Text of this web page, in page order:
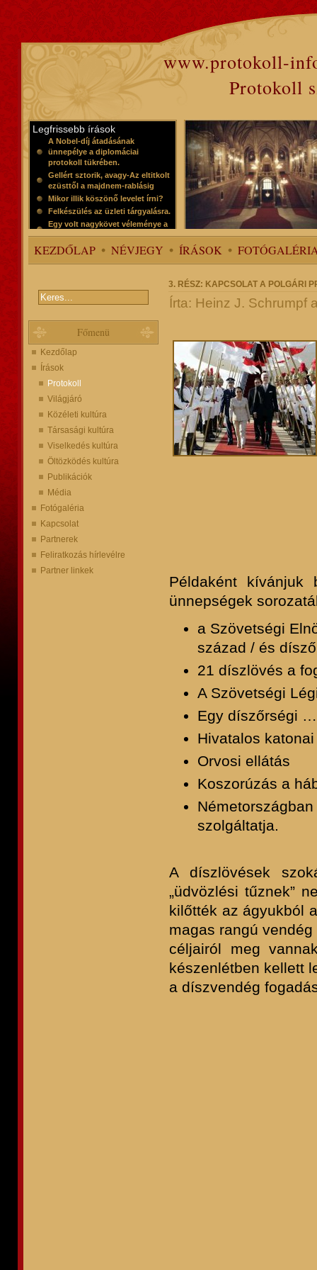
www.protokoll-
Protokoll
Legfrissebb írások
A Nobel-díj átadásának
ünnepélye a diplomáciai
protokoll tükrében.
Gellért sztorik, avagy-Az eltitkolt
ezüsttől a majdnem-rablásig
Mikor illik köszönő levelet írni?
Felkészülés az üzleti tárgyalásra.
Egy volt nagykövet véleménye a
protokollról
KEZDŐLAP NÉVJEGY ÍRÁSOK
Főmenü
Kezdőlap
Írások
Protokoll
Világjáró
Közéleti kultúra
Társasági kultúra
Viselkedés kultúra
Öltözködés kultúra
Publikációk
Média
Fotógaléria
Kapcsolat
Partnerek
Feliratkozás hírlevélre
Partner linkek
3. RÉSZ: KAPCSOLAT A POLGÁRI
Írta: Heinz J. Schrumpf
Példaként kívánjuk
ünnepségek
a Szövetségi
század / és
21 díszlövés a
A Szövetségi
Egy díszőrségi
Hivatalos
Orvosi ellátás
Koszorúzás a
szolgáltatja.
A díszlövések
„üdvözlési tűznek”
kilőtték az ágyukból
magas rangú vendég
céljairól meg
készenlétben kellett
a díszvendég